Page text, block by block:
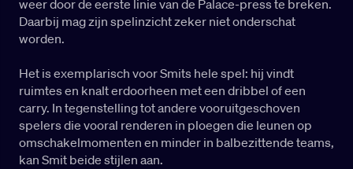
weer door de eerste linie van de Palace-press te breken.
Daarbij mag zijn spelinzicht zeker niet onderschat
worden.
Het is exemplarisch voor Smits hele spel: hij vindt
ruimtes en knalt erdoorheen met een dribbel of een
carry. In tegenstelling tot andere vooruitgeschoven
spelers die vooral renderen in ploegen die leunen op
omschakelmomenten en minder in balbezittende teams,
kan Smit beide stijlen aan.